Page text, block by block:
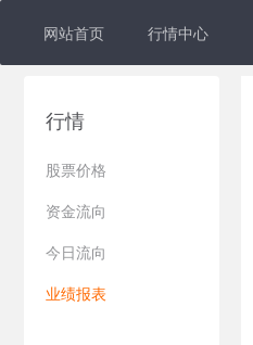
网站首页 行情中心
行情
股票价格
资金流向
今日流向
业绩报表